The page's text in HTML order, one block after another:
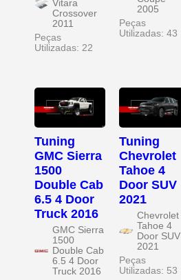
Vitara
Crossover
2011
Peças
Utilizadas: 22
2005
Peças
Utilizadas: 43
Tuning
GMC Sierra
1500
Double Cab
6.5 4 Door
Truck 2016
GMC Sierra
1500
Double Cab
6.5 4 Door
Truck 2016
Tuning
Chevrolet
Tahoe 4
Door SUV
2021
Chevrolet
Tahoe 4
Door SUV
2021
Peças
Utilizadas: 53